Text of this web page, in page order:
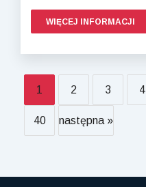
WIĘCEJ INFORMACJI
1 2 3 4
40 następna »